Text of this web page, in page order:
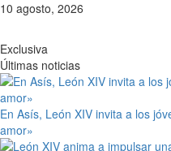
Saltar
10 agosto, 2026
Exclusiva
Últimas noticias
En Asís, León XIV invita a los
amor»